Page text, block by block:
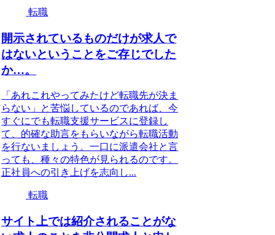
転職
開示されているものだけが求人で
はないということをご存じでした
か…。
「あれこれやってみたけど転職先が決ま
らない」と苦悩しているのであれば、今
すぐにでも転職支援サービスに登録し
て、的確な助言をもらいながら転職活動
を行ないましょう。一口に派遣会社と言
っても、種々の特色が見られるのです。
正社員への引き上げを志向し...
転職
サイト上では紹介されることがな